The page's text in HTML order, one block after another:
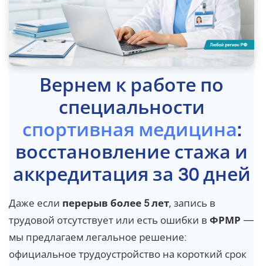
Вернем к работе по
специальности
спортивная медицина:
восстановление стажа и
аккредитация за 30 дней
Даже если перерыв более 5 лет, запись в
трудовой отсутствует или есть ошибки в ФРМР —
мы предлагаем легальное решение:
официальное трудоустройство на короткий срок